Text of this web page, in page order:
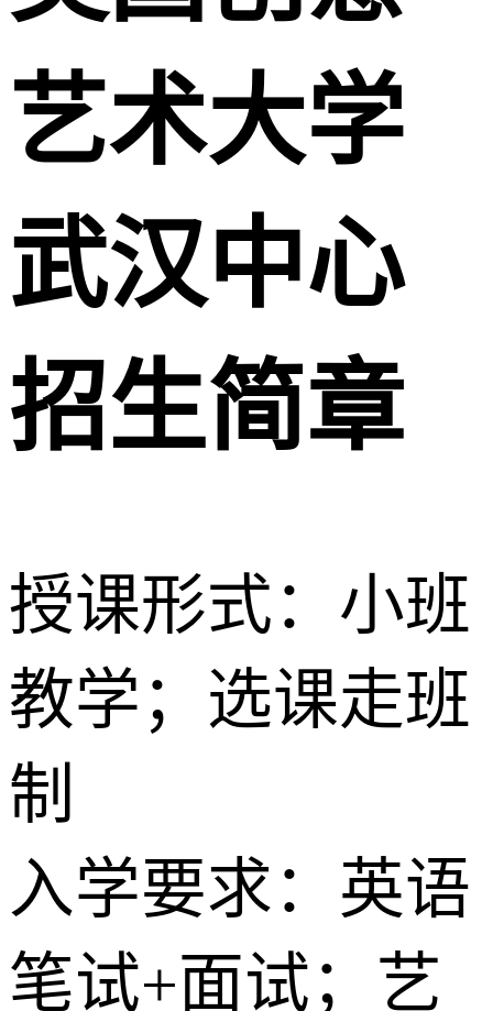
艺术大学
武汉中心
招生简章
授课形式：小班
教学；选课走班
制
入学要求：英语
笔试+面试；艺